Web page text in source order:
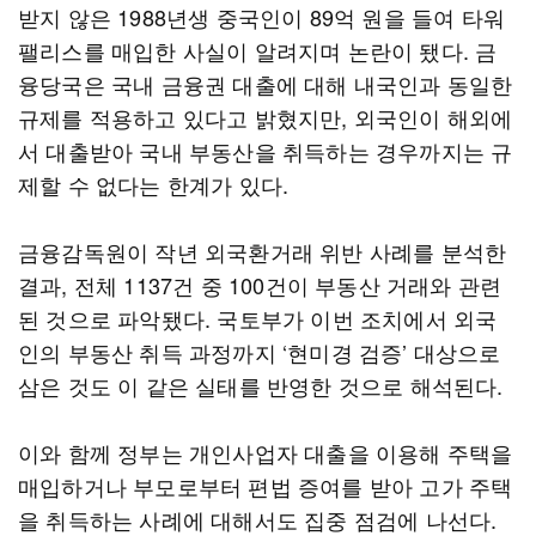
받지 않은 1988년생 중국인이 89억 원을 들여 타워
팰리스를 매입한 사실이 알려지며 논란이 됐다. 금
융당국은 국내 금융권 대출에 대해 내국인과 동일한
규제를 적용하고 있다고 밝혔지만, 외국인이 해외에
서 대출받아 국내 부동산을 취득하는 경우까지는 규
제할 수 없다는 한계가 있다.
금융감독원이 작년 외국환거래 위반 사례를 분석한
결과, 전체 1137건 중 100건이 부동산 거래와 관련
된 것으로 파악됐다. 국토부가 이번 조치에서 외국
인의 부동산 취득 과정까지 ‘현미경 검증’ 대상으로
삼은 것도 이 같은 실태를 반영한 것으로 해석된다.
이와 함께 정부는 개인사업자 대출을 이용해 주택을
매입하거나 부모로부터 편법 증여를 받아 고가 주택
을 취득하는 사례에 대해서도 집중 점검에 나선다.